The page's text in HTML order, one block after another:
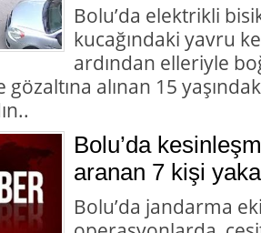
Bolu’da elektrikli
kucağındaki yavru
ardından elleriyle
alınan 15
Bolu’da
aranan 7 kişi
Bolu’da jandarma